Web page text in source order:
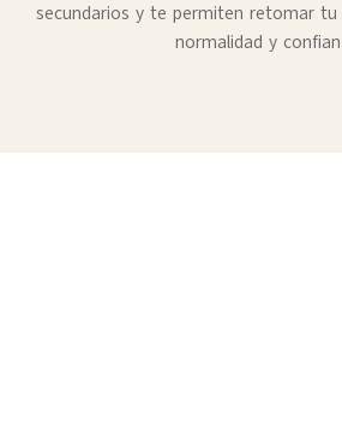
secundarios y te permiten retomar
normalidad y